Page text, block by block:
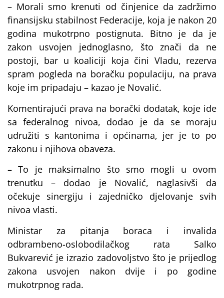
– Morali smo krenuti od činjenice da zadržimo
finansijsku stabilnost Federacije, koja je nakon 20
godina mukotrpno postignuta. Bitno je da je
zakon usvojen jednoglasno, što znači da ne
postoji, bar u koaliciji koja čini Vladu, rezerva
spram pogleda na boračku populaciju, na prava
koje im pripadaju – kazao je Novalić.
Komentirajući prava na borački dodatak, koje ide
sa federalnog nivoa, dodao je da se moraju
udružiti s kantonima i općinama, jer je to po
zakonu i njihova obaveza.
– To je maksimalno što smo mogli u ovom
trenutku – dodao je Novalić, naglasivši da
očekuje sinergiju i zajedničko djelovanje svih
nivoa vlasti.
Ministar za pitanja boraca i invalida
odbrambeno-oslobodilačkog rata Salko
Bukvarević je izrazio zadovoljstvo što je prijedlog
zakona usvojen nakon dvije i po godine
mukotrpnog rada.